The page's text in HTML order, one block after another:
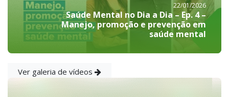
22/01/2026
Saúde Mental no Dia a Dia – Ep. 4 –
Manejo, promoção e prevenção em
saúde mental
Ver galeria de vídeos